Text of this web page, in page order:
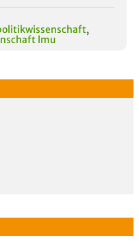
,
lmu